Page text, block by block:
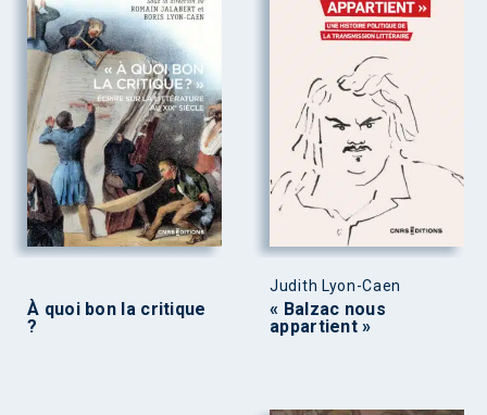
À quoi bon la critique
?
Judith Lyon-Caen
« Balzac nous
appartient »